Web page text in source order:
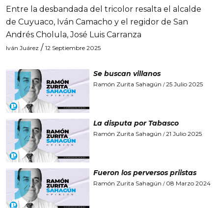
Entre la desbandada del tricolor resalta el alcalde
de Cuyuaco, Iván Camacho y el regidor de San
Andrés Cholula, José Luis Carranza
Iván Juárez / 12 Septiembre 2025
Se buscan villanos
Ramón Zurita Sahagún /25 Julio 2025
La disputa por Tabasco
Ramón Zurita Sahagún /21 Julio 2025
Fueron los perversos priistas
Ramón Zurita Sahagún / 08 Marzo 2024